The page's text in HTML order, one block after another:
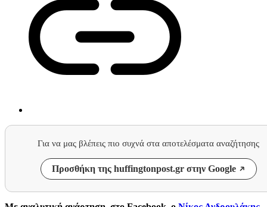
Για να μας βλέπεις πιο συχνά στα αποτελέσματα αναζήτησης
Προσθήκη της huffingtonpost.gr στην Google